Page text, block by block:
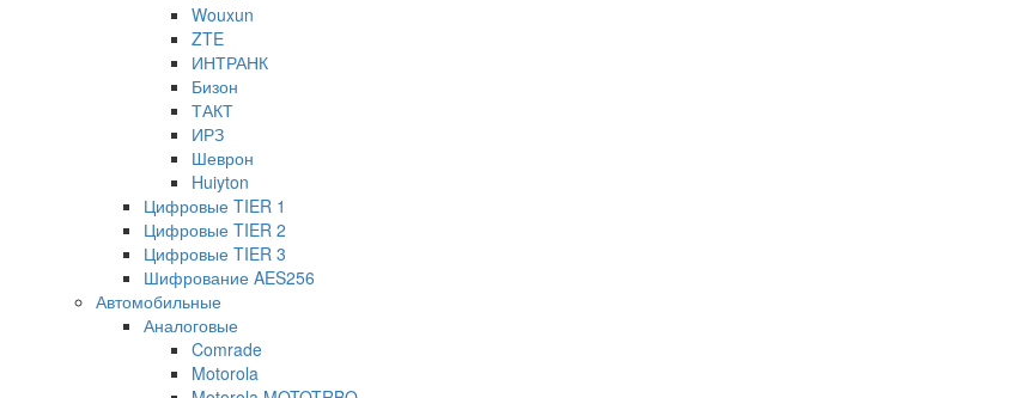
Wouxun
ZTE
ИНТРАНК
Бизон
ТАКТ
ИРЗ
Шеврон
Huiyton
Цифровые TIER 1
Цифровые TIER 2
Цифровые TIER 3
Шифрование AES256
Автомобильные
Аналоговые
Comrade
Motorola